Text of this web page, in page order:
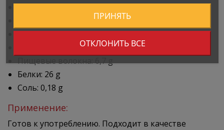
Жиры: 17 g
– из них насыщенные жирные кислоты: 5,1 g
Углеводы: 36 g
– из них сахара: 19 g
Пищевые волокна: 6,7 g
Белки: 26 g
Соль: 0,18 g
Применение:
Готов к употреблению. Подходит в качестве
ОТКЛОНИТЬ ВСЕ
ПРИНЯТЬ